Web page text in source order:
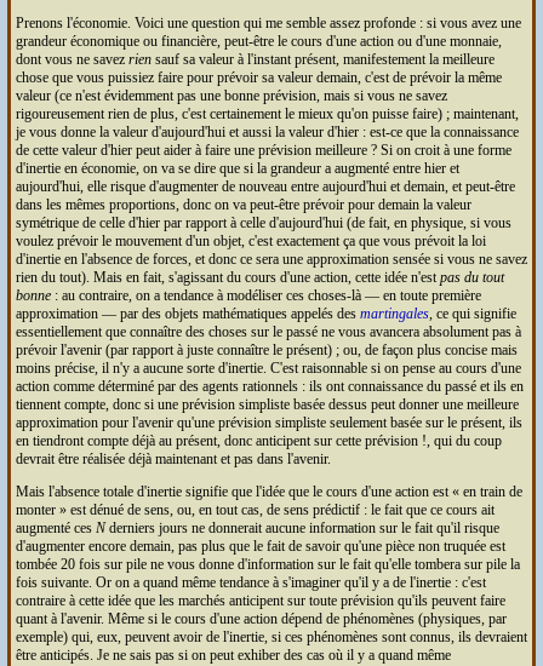
Prenons l'économie. Voici une question qui me semble assez profonde : si vous avez une
grandeur économique ou financière, peut-être le cours d'une action ou d'une monnaie,
dont vous ne savez riensauf sa valeur à l'instant présent, manifestement la meilleure
chose que vous puissiez faire pour prévoir sa valeur demain, c'est de prévoir la même
valeur (ce n'est évidemment pas une bonne prévision, mais si vous ne savez
rigoureusement rien de plus, c'est certainement le mieux qu'on puisse faire) ; maintenant,
je vous donne la valeur d'aujourd'hui et aussi la valeur d'hier : est-ce que la connaissance
de cette valeur d'hier peut aider à faire une prévision meilleure ? Si on croit à une forme
d'inertie en économie, on va se dire que si la grandeur a augmenté entre hier et
aujourd'hui, elle risque d'augmenter de nouveau entre aujourd'hui et demain, et peut-être
dans les mêmes proportions, donc on va peut-être prévoir pour demain la valeur
symétrique de celle d'hier par rapport à celle d'aujourd'hui (de fait, en physique, si vous
voulez prévoir le mouvement d'un objet, c'est exactement ça que vous prévoit la loi
d'inertie en l'absence de forces, et donc ce sera une approximation sensée si vous ne savez
rien du tout). Mais en fait, s'agissant du cours d'une action, cette idée n'estpas du tout
bonne: au contraire, on a tendance à modéliser ces choses-là — en toute première
approximation — par des objets mathématiques appelés des martingales, ce qui signifie
essentiellement que connaître des choses sur le passé ne vous avancera absolument pas à
prévoir l'avenir (par rapport à juste connaître le présent) ; ou, de façon plus concise mais
moins précise, il n'y a aucune sorte d'inertie. C'est raisonnable si on pense au cours d'une
action comme déterminé par des agents rationnels : ils ont connaissance du passé et ils en
tiennent compte, donc si une prévision simpliste basée dessus peut donner une meilleure
approximation pour l'avenir qu'une prévision simpliste seulement basée sur le présent, ils
en tiendront compte déjà au présent, donc anticipent sur cette prévision !, qui du coup
devrait être réalisée déjà maintenant et pas dans l'avenir.
Mais l'absence totale d'inertie signifie que l'idée que le cours d'une action est
en train de
monter
est dénué de sens, ou, en tout cas, de sens prédictif : le fait que ce cours ait
augmenté ces Nderniers jours ne donnerait aucune information sur le fait qu'il risque
d'augmenter encore demain, pas plus que le fait de savoir qu'une pièce non truquée est
tombée 20 fois sur pile ne vous donne d'information sur le fait qu'elle tombera sur pile la
fois suivante. Or on a quand même tendance à s'imaginer qu'il y a de l'inertie : c'est
contraire à cette idée que les marchés anticipent sur toute prévision qu'ils peuvent faire
quant à l'avenir. Même si le cours d'une action dépend de phénomènes (physiques, par
exemple) qui, eux, peuvent avoir de l'inertie, si ces phénomènes sont connus, ils devraient
être anticipés. Je ne sais pas si on peut exhiber des cas où il y a quand même